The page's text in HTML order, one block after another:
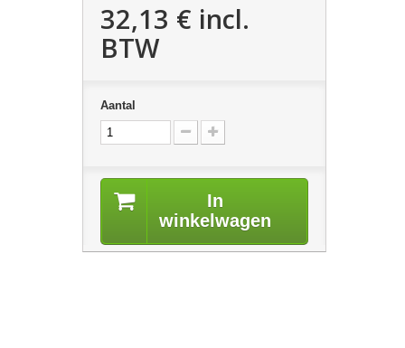
32,13 € incl.
BTW
Aantal
In
winkelwagen